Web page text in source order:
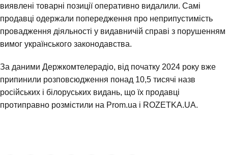
виявлені товарні позиції оперативно видалили. Самі
продавці одержали попередження про неприпустимість
провадження діяльності у видавничій справі з порушенням
вимог українського законодавства.
За даними Держкомтелерадіо, від початку 2024 року вже
припинили розповсюдження понад 10,5 тисячі назв
російських і білоруських видань, що їх продавці
протиправно розмістили на Prom.ua і ROZETKA.UA.